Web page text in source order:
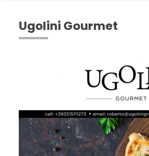
Ugolini Gourmet